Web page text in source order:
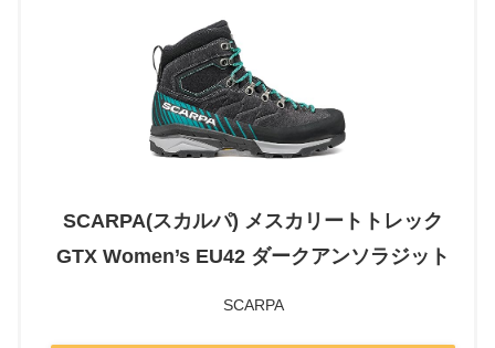
SCARPA(スカルパ) メスカリートトレック
GTX Women’s EU42 ダークアンソラジット
SCARPA